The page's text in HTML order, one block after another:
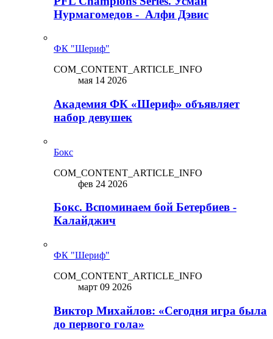
Нурмагомедов - Алфи Дэвис
ФК "Шериф"
COM_CONTENT_ARTICLE_INFO
мая 14 2026
Академия ФК «Шериф» объявляет
набор девушек
Бокс
COM_CONTENT_ARTICLE_INFO
фев 24 2026
Бокс. Вспоминаем бой Бетербиев -
Калайджич
ФК "Шериф"
COM_CONTENT_ARTICLE_INFO
март 09 2026
Виктор Михайлов: «Сегодня игра была
до первого гола»